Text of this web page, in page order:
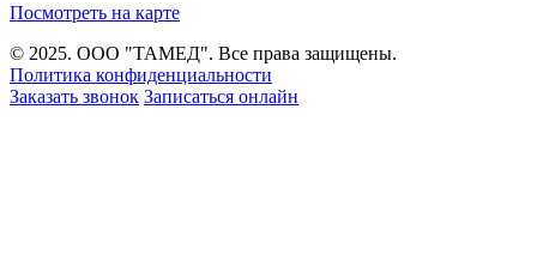
Посмотреть на карте
© 2025. ООО "ТАМЕД". Все права защищены.
Политика конфиденциальности
Заказать звонок Записаться онлайн